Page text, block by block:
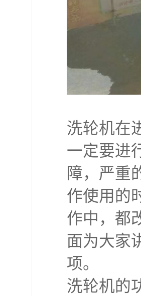
洗轮机在
一定要进
障，严重
作使用的
作中，都
面为大家
项。
洗轮机的